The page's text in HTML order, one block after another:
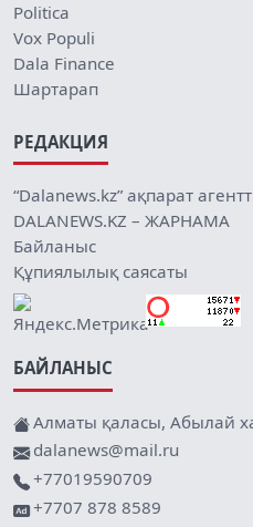
Politica
Vox Populi
Dala Finance
Шартарап
РЕДАКЦИЯ
“Dalanews.kz” ақпарат
DALANEWS.KZ – ЖАРНАМА
Байланыс
Құпиялылық саясаты
БАЙЛАНЫС
Алматы қаласы, Абылай
dalanews@mail.ru
+77019590709
+7707 878 8589